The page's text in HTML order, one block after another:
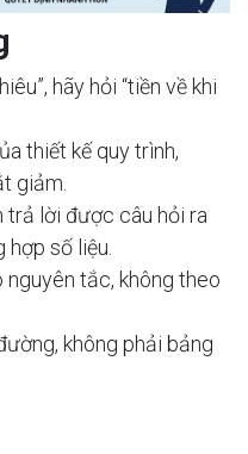
hãy hỏi “tiền về khi
thiết kế quy trình,
giảm.
trả lời được câu hỏi ra
hợp số liệu.
nguyên tắc, không theo
không phải bảng